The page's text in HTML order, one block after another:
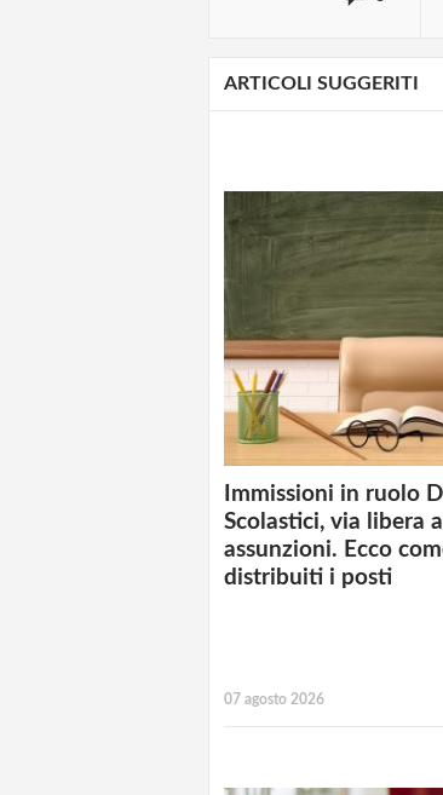
ARTICOLI SUGGERITI
Immissioni in ruolo
Scolastici, via libera
assunzioni. Ecco
distribuiti i posti
07 agosto 2026